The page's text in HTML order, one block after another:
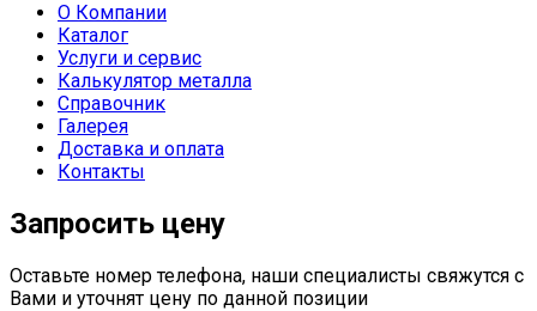
О Компании
Каталог
Услуги и сервис
Калькулятор металла
Справочник
Галерея
Доставка и оплата
Контакты
Запросить цену
Оставьте номер телефона, наши специалисты свяжутся с
Вами и уточнят цену по данной позиции